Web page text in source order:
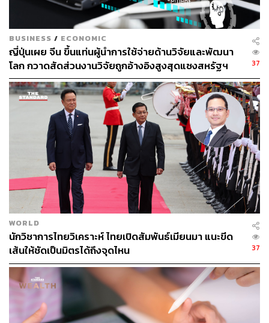
BUSINESS / ECONOMIC
ญี่ปุ่นเผย จีน ขึ้นแท่นผู้นำการใช้จ่ายด้านวิจัยและพัฒนา
โลก กวาดสัดส่วนงานวิจัยถูกอ้างอิงสูงสุดแซงสหรัฐฯ
37
WORLD
นักวิชาการไทยวิเคราะห์ ไทยเปิดสัมพันธ์เมียนมา แนะขีด
เส้นให้ชัดเป็นมิตรได้ถึงจุดไหน
37